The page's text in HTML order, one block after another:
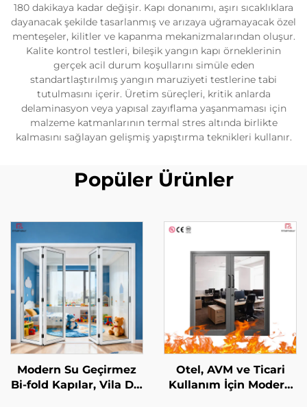
180 dakikaya kadar değişir. Kapı donanımı, aşırı sıcaklıklara
dayanacak şekilde tasarlanmış ve arızaya uğramayacak özel
menteşeler, kilitler ve kapanma mekanizmalarından oluşur.
Kalite kontrol testleri, bileşik yangın kapı örneklerinin
gerçek acil durum koşullarını simüle eden
standartlaştırılmış yangın maruziyeti testlerine tabi
tutulmasını içerir. Üretim süreçleri, kritik anlarda
delaminasyon veya yapısal zayıflama yaşanmaması için
malzeme katmanlarının termal stres altında birlikte
kalmasını sağlayan gelişmiş yapıştırma teknikleri kullanır.
Popüler Ürünler
Modern Su Geçirmez
Bi-fold Kapılar, Vila Dış
Otel, AVM ve Ticari
Kullanım İçin Modern